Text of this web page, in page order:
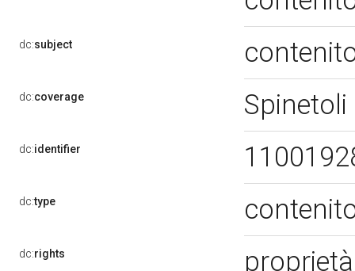
dc:subject
dc:coverage
dc:identifier
dc:type
dc:rights